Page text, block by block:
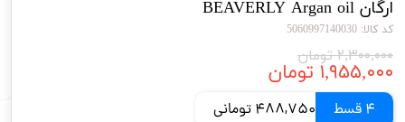
ارگان BEAVERLY Argan oil
کد کالا: 5060997140030
۲,۳۰۰,۰۰۰ تومان
۱,۹۵۵,۰۰۰ تومان
4 قسط 488,750 تومانی